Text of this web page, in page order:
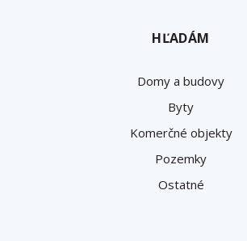
HĽADÁM
Domy a budovy
Byty
Komerčné objekty
Pozemky
Ostatné